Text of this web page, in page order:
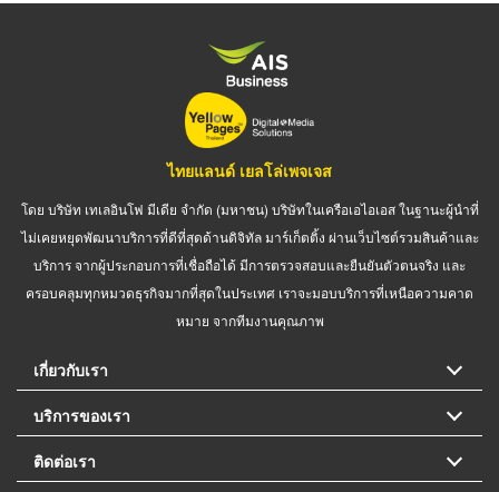
ไทยแลนด์ เยลโล่เพจเจส
โดย บริษัท เทเลอินโฟ มีเดีย จำกัด (มหาชน) บริษัทในเครือเอไอเอส ในฐานะผู้นำที่
ไม่เคยหยุดพัฒนาบริการที่ดีที่สุดด้านดิจิทัล มาร์เก็ตติ้ง ผ่านเว็บไซต์รวมสินค้าและ
บริการ จากผู้ประกอบการที่เชื่อถือได้ มีการตรวจสอบและยืนยันตัวตนจริง และ
ครอบคลุมทุกหมวดธุรกิจมากที่สุดในประเทศ เราจะมอบบริการที่เหนือความคาด
หมาย จากทีมงานคุณภาพ
เกี่ยวกับเรา
บริการของเรา
ติดต่อเรา